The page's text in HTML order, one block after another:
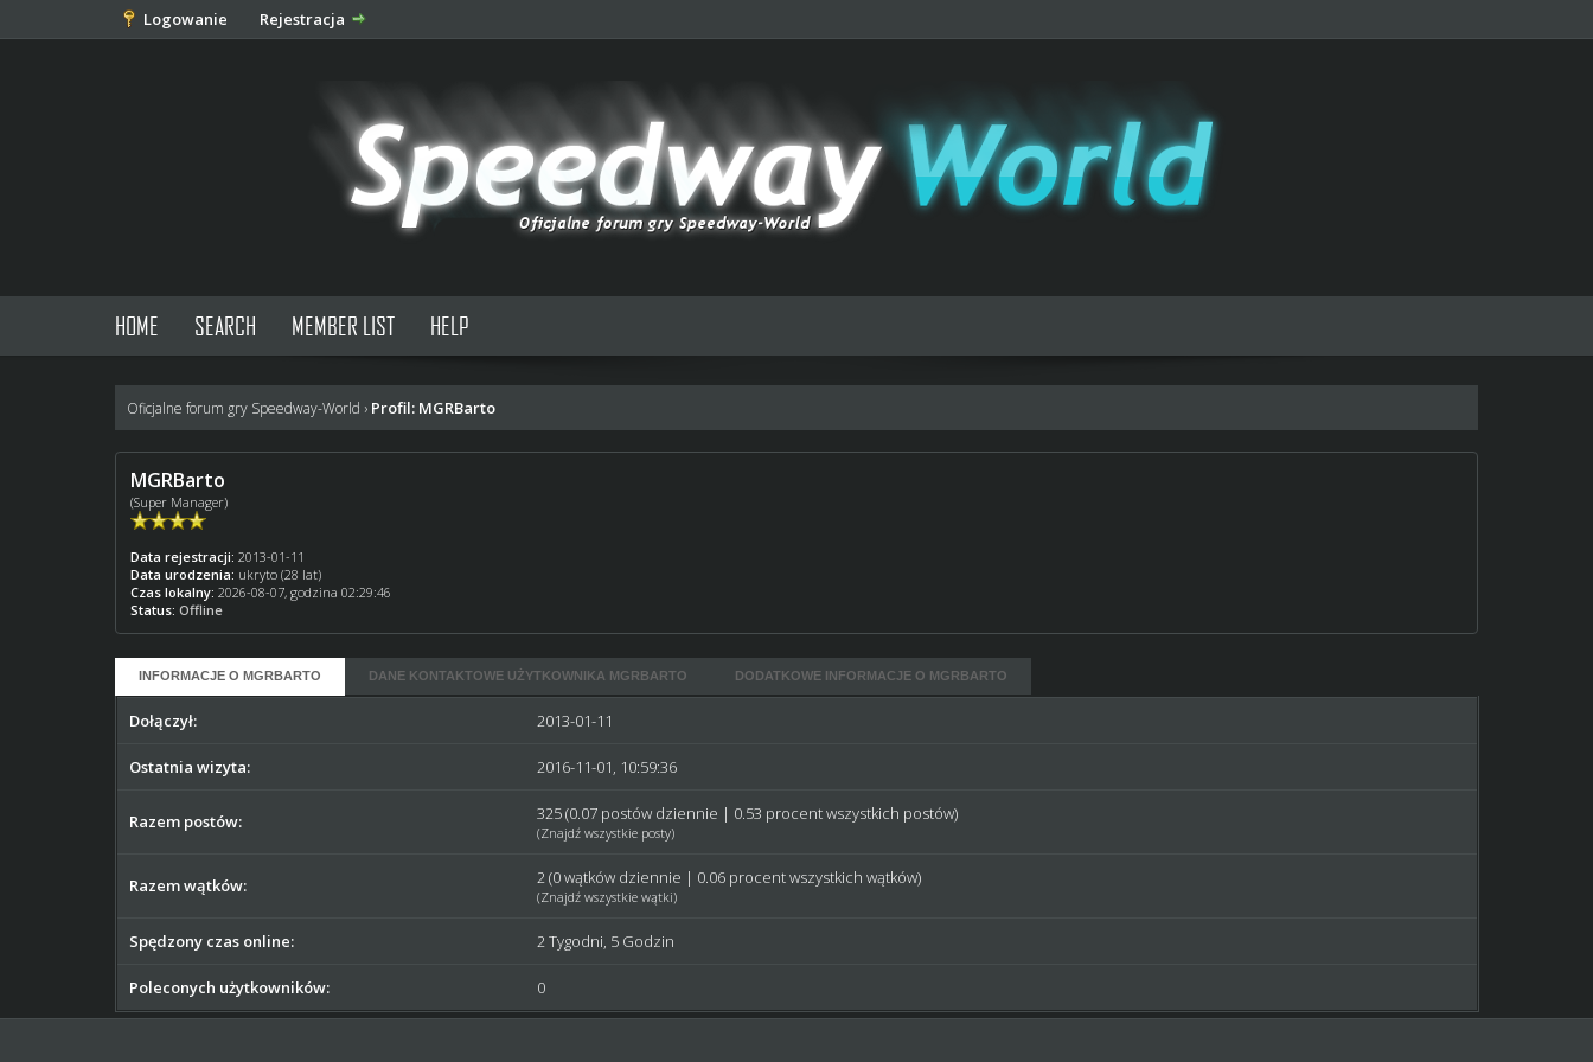
Logowanie Rejestracja
HOME SEARCH MEMBER LIST HELP
Oficjalne forum gry Speedway-World › Profil: MGRBarto
MGRBarto
(Super Manager)
Data rejestracji: 2013-01-11
Data urodzenia: ukryto (28 lat)
Czas lokalny: 2026-08-07, godzina 02:29:46
Status: Offline
INFORMACJE O MGRBARTO DANE KONTAKTOWE UŻYTKOWNIKA MGRBARTO DODATKOWE INFORMACJE O MGRBARTO
Dołączył: 2013-01-11
Ostatnia wizyta: 2016-11-01, 10:59:36
Razem postów: 325 (0.07 postów dziennie | 0.53 procent wszystkich postów)
(Znajdź wszystkie posty)
Razem wątków: 2 (0 wątków dziennie | 0.06 procent wszystkich wątków)
(Znajdź wszystkie wątki)
Spędzony czas online: 2 Tygodni, 5 Godzin
Poleconych użytkowników: 0